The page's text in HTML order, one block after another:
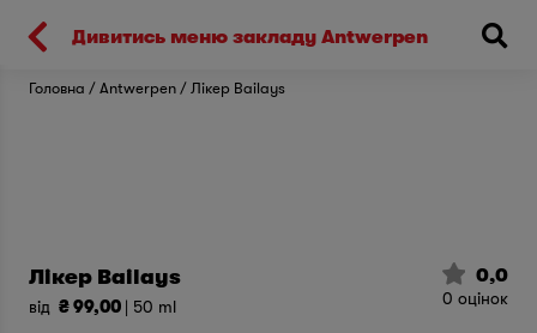
Киев
Головна Antwerpen Лікер Bailays
Дивитись меню закладу Antwerpen
Лікер Bailays
від ₴ 99,00 | 50 ml
0,0
0 оцінок